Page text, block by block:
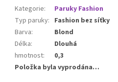
Kategorie:
Paruky Fashion
Typ paruky: Fashion bez síťky
Barva:
Blond
Délka:
Dlouhá
hmotnost:
0,3
Položka byla vyprodána…